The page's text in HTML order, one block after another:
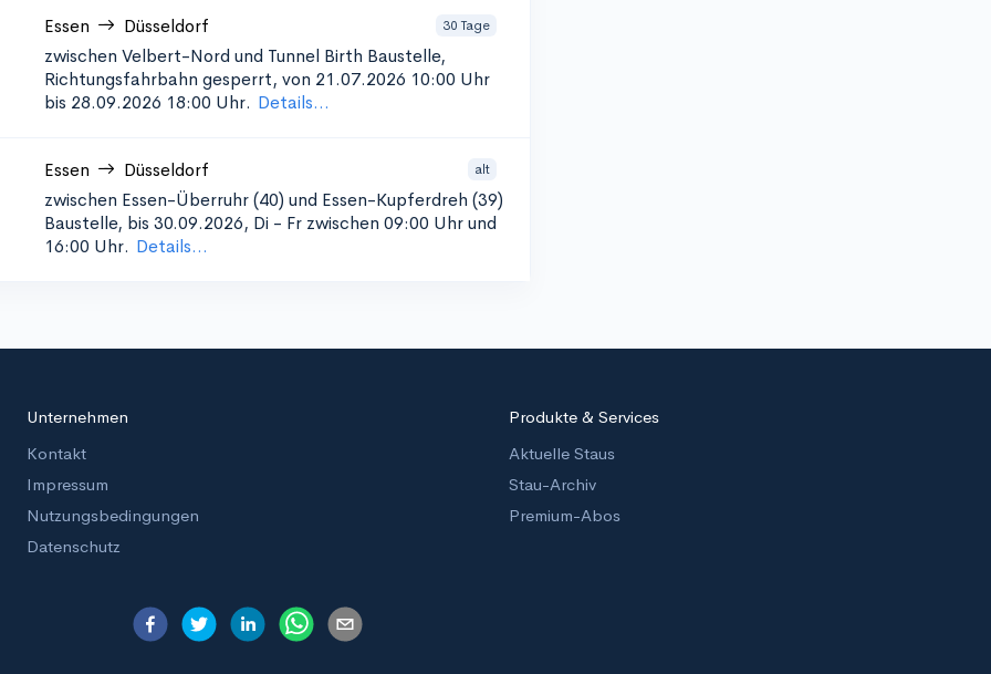
Essen Düsseldorf 30 Tage
zwischen Velbert-Nord und Tunnel Birth Baustelle,
Richtungsfahrbahn gesperrt, von 21.07.2026 10:00 Uhr
bis 28.09.2026 18:00 Uhr. Details...
Essen Düsseldorf alt
zwischen Essen-Überruhr (40) und Essen-Kupferdreh (39)
Baustelle, bis 30.09.2026, Di - Fr zwischen 09:00 Uhr und
16:00 Uhr. Details...
Unternehmen
Kontakt
Impressum
Nutzungsbedingungen
Datenschutz
Produkte & Services
Aktuelle Staus
Stau-Archiv
Premium-Abos